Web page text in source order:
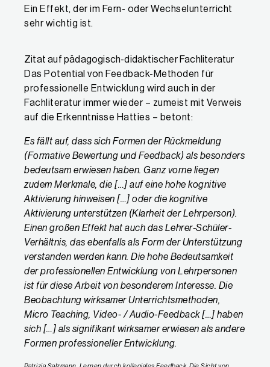
Ein Effekt, der im Fern- oder Wechselunterricht
sehr wichtig ist.
Zitat auf pädagogisch-didaktischer Fachliteratur
Das Potential von Feedback-Methoden für
professionelle Entwicklung wird auch in der
Fachliteratur immer wieder – zumeist mit Verweis
auf die Erkenntnisse Hatties – betont:
Es fällt auf, dass sich Formen der Rückmeldung
(Formative Bewertung und Feedback) als besonders
bedeutsam erwiesen haben. Ganz vorne liegen
zudem Merkmale, die […] auf eine hohe kognitive
Aktivierung hinweisen […] oder die kognitive
Aktivierung unterstützen (Klarheit der Lehrperson).
Einen großen Effekt hat auch das Lehrer-Schüler-
Verhältnis, das ebenfalls als Form der Unterstützung
verstanden werden kann. Die hohe Bedeutsamkeit
der professionellen Entwicklung von Lehrpersonen
ist für diese Arbeit von besonderem Interesse. Die
Beobachtung wirksamer Unterrichtsmethoden,
Micro Teaching, Video- / Audio-Feedback […] haben
sich […] als signifikant wirksamer erwiesen als andere
Formen professioneller Entwicklung.